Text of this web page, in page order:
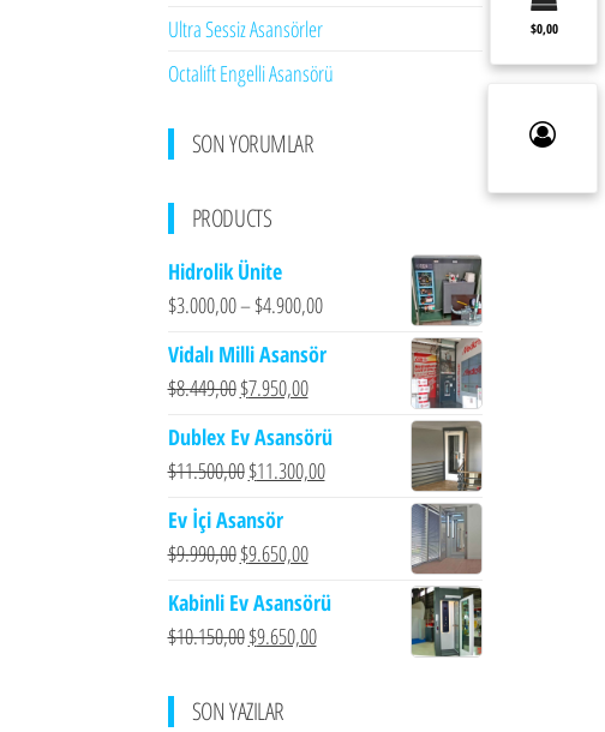
Ultra Sessiz Asansörler
Octalift Engelli Asansörü
SON YORUMLAR
PRODUCTS
Hidrolik Ünite
$3.000,00–$4.900,00
Vidalı Milli Asansör
$8.449,00Orijinal
$8.449,00.
$7.950,00Şu
fiyat:
$7.950,00.
Dublex Ev Asansörü
$11.500,00Orijinal
$11.500,00.
$11.300,00Şu
Ev İçi Asansör
$9.990,00Orijinal
$9.990,00.
$9.650,00Şu
fiyat:
$9.650,00.
Kabinli Ev Asansörü
$10.150,00Orijinal
$10.150,00.
$9.650,00Şu
SON YAZILAR
$0,00